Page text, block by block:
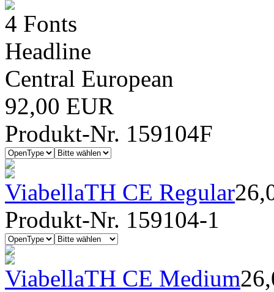
4 Fonts
Headline
Central European
92,00 EUR
Produkt-Nr. 159104F
ViabellaTH CE Regular
Produkt-Nr. 159104-1
ViabellaTH CE Medium